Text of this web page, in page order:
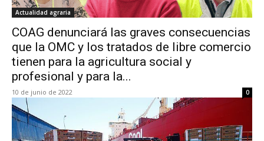
Actualidad agraria
COAG denunciará las graves consecuencias
que la OMC y los tratados de libre comercio
tienen para la agricultura social y
profesional y para la...
10 de junio de 2022 0